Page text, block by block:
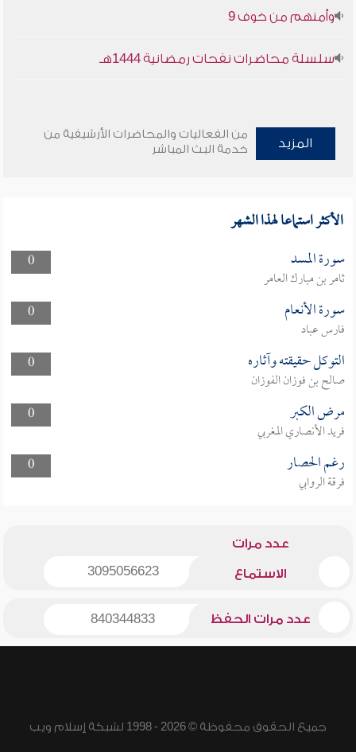
وأمنهم من خوف 9
سلسلة محاضرات نفحات رمضانية 1444هـ
المزيد
من الفعاليات والمحاضرات الأرشيفية من
خدمة البث المباشر
الأكثر استماعا لهذا الشهر
0 سورة المسد
ثامر بن مبارك العامر
0
سورة الأنعام
فارس عباد
0
التوكل حقيقته وآثاره
صالح بن فوزان الفوزان
0
مرض الكبر
فريد الأنصاري المغربي
0
رغم الحصار
فرقة الروابي
عدد مرات
الاستماع 3095056623
عدد مرات الحفظ 840344833
جميع الحقوق محفوظة © 2026 - 1998 لشبكة إسلام ويب